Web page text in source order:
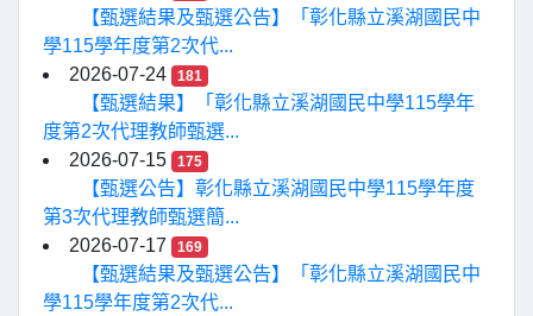
【甄選結果及甄選公告】「彰化縣立溪湖國民中
學115學年度第2次代...
2026-07-24
181
【甄選結果】「彰化縣立溪湖國民中學115學年
度第2次代理教師甄選...
2026-07-15
175
【甄選公告】彰化縣立溪湖國民中學115學年度
第3次代理教師甄選簡...
2026-07-17
169
【甄選結果及甄選公告】「彰化縣立溪湖國民中
學115學年度第2次代...